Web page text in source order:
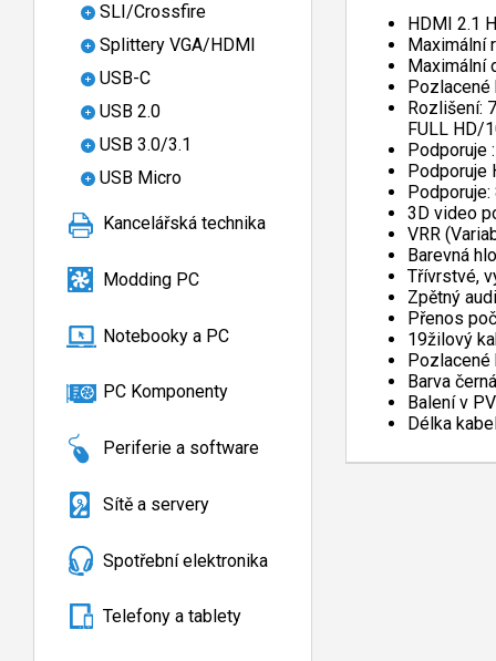
SLI/Crossfire
Splittery VGA/HDMI
USB-C
USB 2.0
USB 3.0/3.1
USB Micro
Kancelářská technika
Modding PC
Notebooky a PC
PC Komponenty
Periferie a software
Sítě a servery
Spotřební elektronika
Telefony a tablety
HDMI 2.1
Maximální
Maximální
Pozlacené
Rozlišení:
FULL HD/
Podporuje
Podporuje
Podporuje:
3D video
VRR
Barevná
Třívrstvé,
Zpětný
Přenos
19žilový
Pozlacené
Barva černá
Balení v
Délka